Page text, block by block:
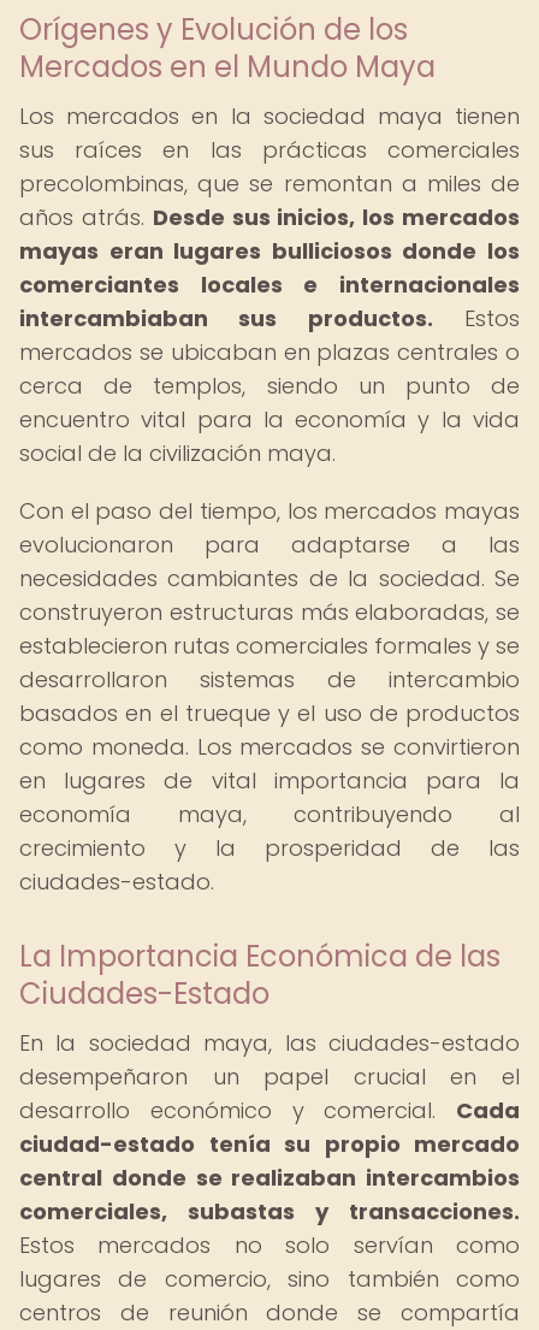
Orígenes y Evolución de los
Mercados en el Mundo Maya
Los mercados en la sociedad maya tienen
sus raíces en las prácticas comerciales
precolombinas, que se remontan a miles de
años atrás. Desde sus inicios, los mercados
mayas eran lugares bulliciosos donde los
comerciantes locales e internacionales
intercambiaban sus productos. Estos
mercados se ubicaban en plazas centrales o
cerca de templos, siendo un punto de
encuentro vital para la economía y la vida
social de la civilización maya.
Con el paso del tiempo, los mercados mayas
evolucionaron para adaptarse a las
necesidades cambiantes de la sociedad. Se
construyeron estructuras más elaboradas, se
establecieron rutas comerciales formales y se
desarrollaron sistemas de intercambio
basados en el trueque y el uso de productos
como moneda. Los mercados se convirtieron
en lugares de vital importancia para la
economía maya, contribuyendo al
crecimiento y la prosperidad de las
ciudades-estado.
La Importancia Económica de las
Ciudades-Estado
En la sociedad maya, las ciudades-estado
desempeñaron un papel crucial en el
desarrollo económico y comercial. Cada
ciudad-estado tenía su propio mercado
central donde se realizaban intercambios
comerciales, subastas y transacciones.
Estos mercados no solo servían como
lugares de comercio, sino también como
centros de reunión donde se compartía